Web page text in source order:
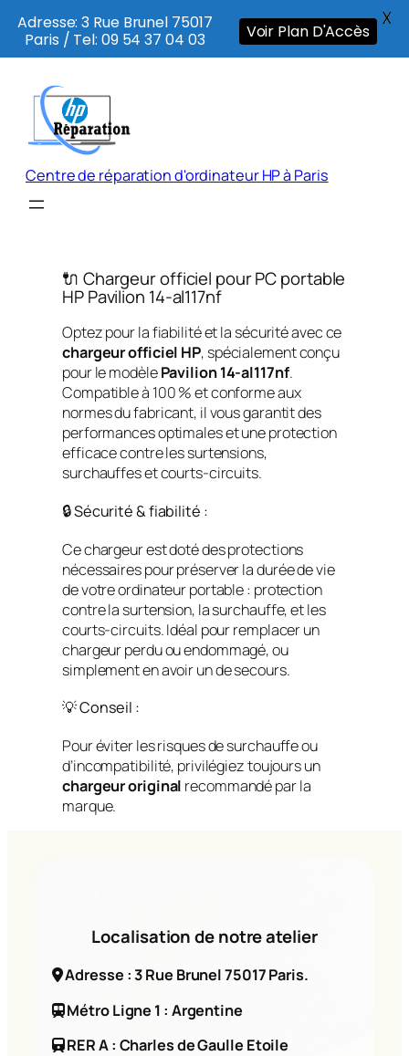
contenu
Centre de réparation d'ordinateur HP à Paris
🔌 Chargeur officiel pour PC portable
HP Pavilion 14-al117nf
Optez pour la fiabilité et la sécurité avec ce
chargeur officiel HP, spécialement conçu
pour le modèlePavilion 14-al117nf.
Compatible à 100 % et conforme aux
normes du fabricant, il vous garantit des
performances optimales et une protection
efficace contre les surtensions,
surchauffes et courts-circuits.
🔒 Sécurité & fiabilité :
Ce chargeur est doté des protections
nécessaires pour préserver la durée de vie
de votre ordinateur portable : protection
contre la surtension, la surchauffe, et les
courts-circuits. Idéal pour remplacer un
chargeur perdu ou endommagé, ou
simplement en avoir un de secours.
💡 Conseil :
Pour éviter les risques de surchauffe ou
d’incompatibilité, privilégiez toujours un
chargeur original recommandé par la
marque.
Localisation de notre atelier
Adresse : 3 Rue Brunel 75017 Paris.
Métro Ligne 1 : Argentine
RER A : Charles de Gaulle Etoile
Adresse: 3 Rue Brunel 75017
Paris / Tel: 09 54 37 04 03
Voir Plan D'Accès
X